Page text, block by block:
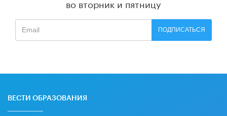
во вторник и пятницу
ПОДПИСАТЬСЯ
ВЕСТИ ОБРАЗОВАНИЯ